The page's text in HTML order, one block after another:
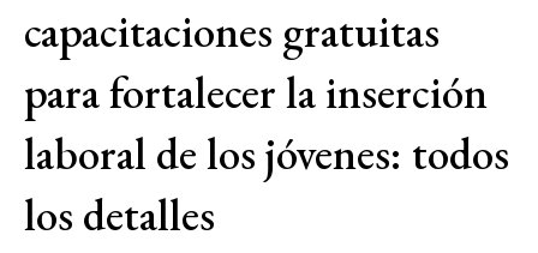
capacitaciones gratuitas
para fortalecer la inserción
laboral de los jóvenes: todos
los detalles